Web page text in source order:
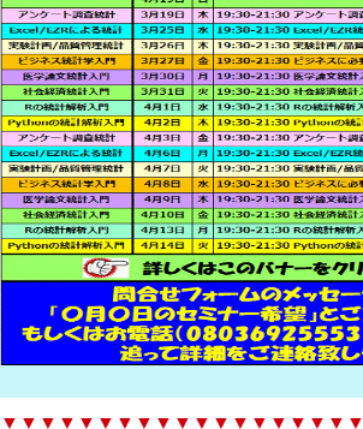
▼▼▼▼▼▼▼▼▼▼▼▼▼▼▼▼▼▼▼